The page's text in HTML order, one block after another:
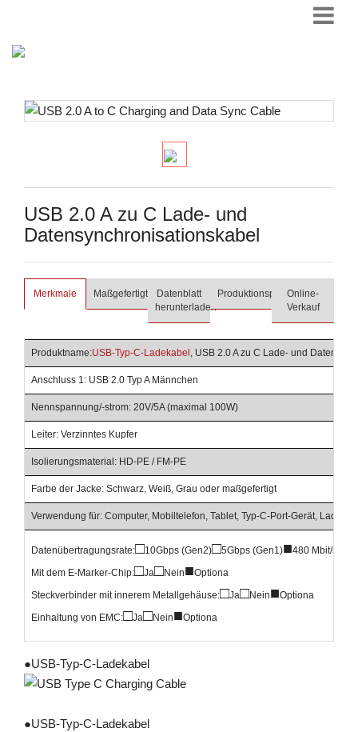
USB 2.0 A zu C Lade- und
Datensynchronisationskabel
Merkmale Maßgefertigt
Datenblatt
herunterladen
ProduktionsprozessOnline-
Verkauf
Produktname:USB-Typ-C-Ladekabel , USB 2.0 A zu C Lade- und
Anschluss 1: USB 2.0 Typ A Männchen
Nennspannung/-strom: 20V/5A (maximal 100W)
Leiter: Verzinntes Kupfer
Isolierungsmaterial: HD-PE / FM-PE
Farbe der Jacke: Schwarz, Weiß, Grau oder maßgefertigt
Verwendung für: Computer, Mobiltelefon, Tablet, Typ-C-Port-Gerät, Laden
Datenübertragungsrate:□10Gbps (Gen2)□5Gbps (Gen1)■480 Mbit/s
Mit dem E-Marker-Chip:□Ja□Nein■Optiona
Steckverbinder mit innerem Metallgehäuse:□Ja□Nein■Optiona
Einhaltung von EMC:□Ja□Nein■Optiona
●USB-Typ-C-Ladekabel
●USB-Typ-C-Ladekabel